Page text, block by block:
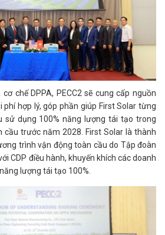
chế DPPA, PECC2 sẽ cung cấp nguồn
phí hợp lý, góp phần giúp First Solar từng
sử dụng 100% năng lượng tái tạo trong
cầu trước năm 2028. First Solar là thành
trình vận động toàn cầu do Tập đoàn
CDP điều hành, khuyến khích các doanh
lượng tái tạo 100%.